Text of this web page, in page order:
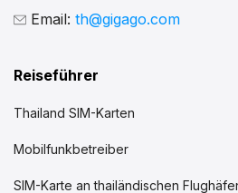
Email: th@gigago.com
Reiseführer
Thailand SIM-Karten
Mobilfunkbetreiber
SIM-Karte an thailändischen